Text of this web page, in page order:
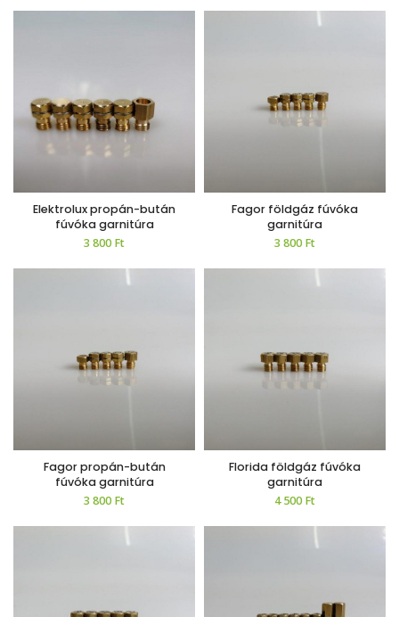
Elektrolux propán-bután
fúvóka garnitúra
3 800Ft
Fagor földgáz fúvóka
garnitúra
3 800Ft
Fagor propán-bután
fúvóka garnitúra
3 800Ft
Florida földgáz fúvóka
garnitúra
4 500Ft